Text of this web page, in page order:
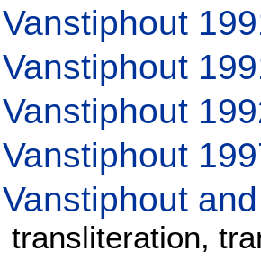
Vanstiphout
Vanstiphout
Vanstiphout
Vanstiphout
Vanstiphout
transliteration,